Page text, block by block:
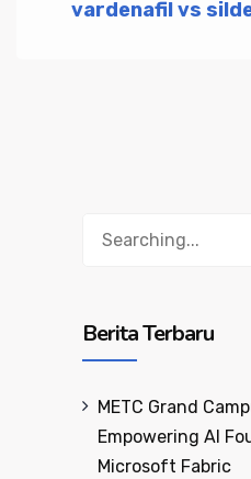
vardenafil vs
Berita Terbaru
METC Grand
Empowering AI
Microsoft Fabric